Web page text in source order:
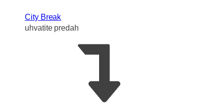
City Break
uhvatite predah